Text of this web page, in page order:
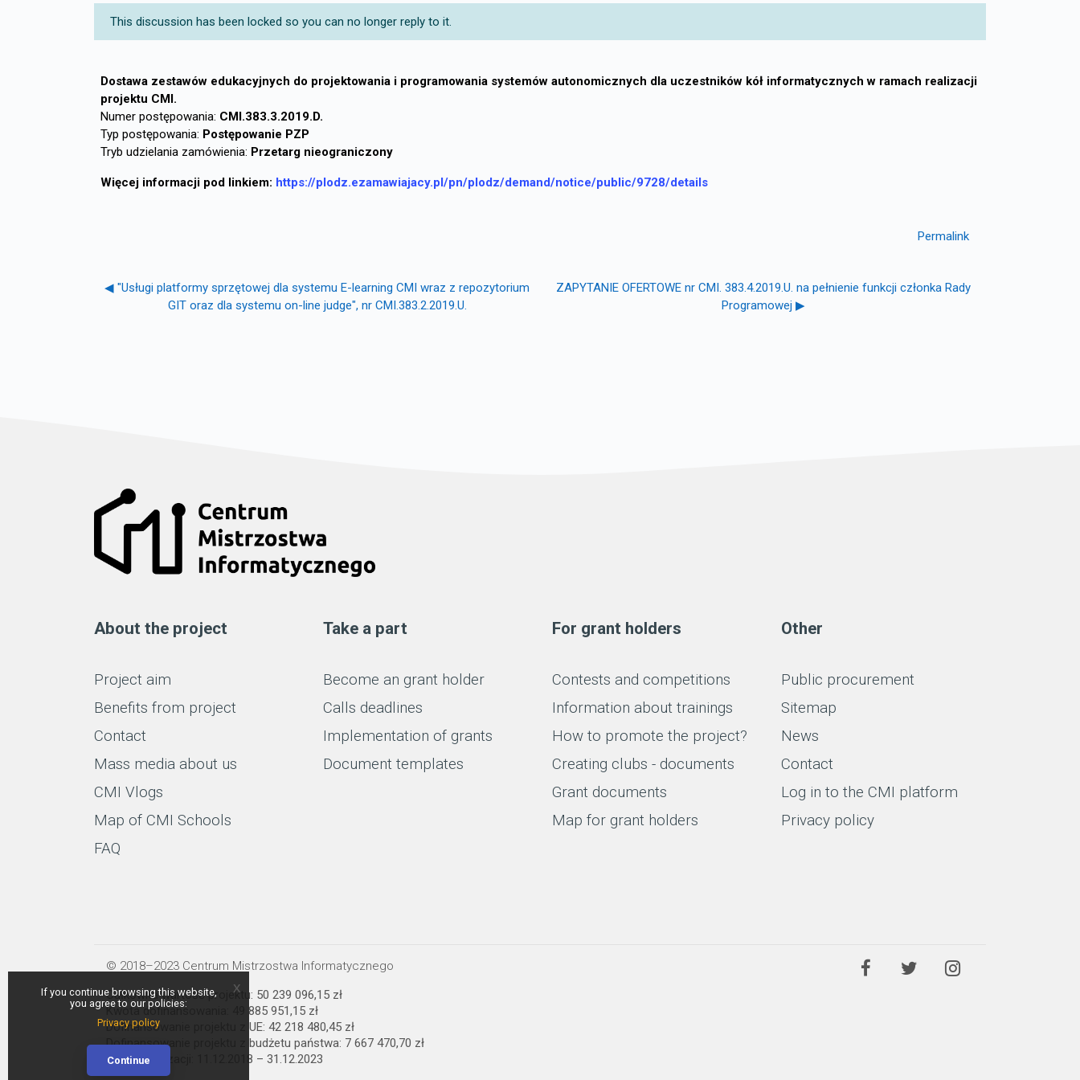
This discussion has been locked so you can no longer reply to it.
Dostawa zestawów edukacyjnych do projektowania i programowania systemów autonomicznych dla uczestników kół informatycznych w ramach realizacji
projektu CMI.
Numer postępowania: CMI.383.3.2019.D.
Typ postępowania: Postępowanie PZP
Tryb udzielania zamówienia: Przetarg nieograniczony
Więcej informacji pod linkiem: https://plodz.ezamawiajacy.pl/pn/plodz/demand/notice/public/9728/details
Permalink
◀︎ "Usługi platformy sprzętowej dla systemu E-learning CMI wraz z repozytorium
GIT oraz dla systemu on-line judge", nr CMI.383.2.2019.U.
ZAPYTANIE OFERTOWE nr CMI. 383.4.2019.U. na pełnienie funkcji członka Rady
Programowej ▶︎
About the project
Project aim
Benefits from project
Contact
Mass media about us
CMI Vlogs
Map of CMI Schools
FAQ
Take a part
Become an grant holder
Calls deadlines
Implementation of grants
Document templates
For grant holders
Contests and competitions
Information about trainings
How to promote the project?
Creating clubs - documents
Grant documents
Map for grant holders
Other
Public procurement
Sitemap
News
Contact
Log in to the CMI platform
Privacy policy
© 2018–2023 Centrum Mistrzostwa Informatycznego
Całkowita wartość projektu: 50 239 096,15 zł
Kwota dofinansowania: 49 885 951,15 zł
Dofinansowanie projektu z UE: 42 218 480,45 zł
Dofinansowanie projektu z budżetu państwa: 7 667 470,70 zł
Termin realizacji: 11.12.2018 – 31.12.2023
FacebookTwitterInstagram
If you continue browsing this website,
you agree to our policies:
Privacy policy
Continue
x